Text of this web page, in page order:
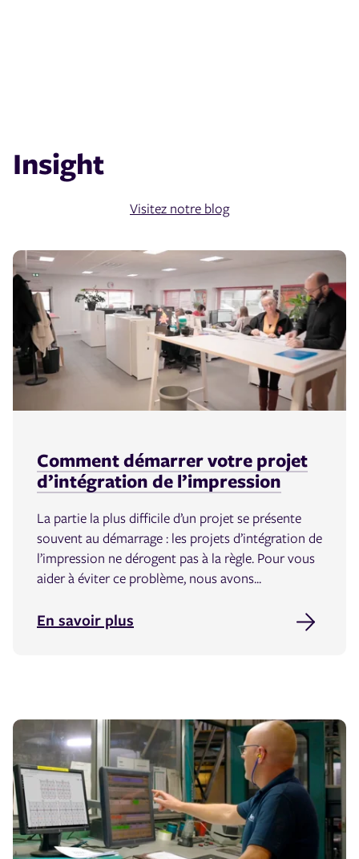
Insight
Visitez notre blog
Comment démarrer votre projet
d’intégration de l’impression
La partie la plus difficile d’un projet se présente
souvent au démarrage : les projets d’intégration de
l’impression ne dérogent pas à la règle. Pour vous
aider à éviter ce problème, nous avons...
En savoir plus